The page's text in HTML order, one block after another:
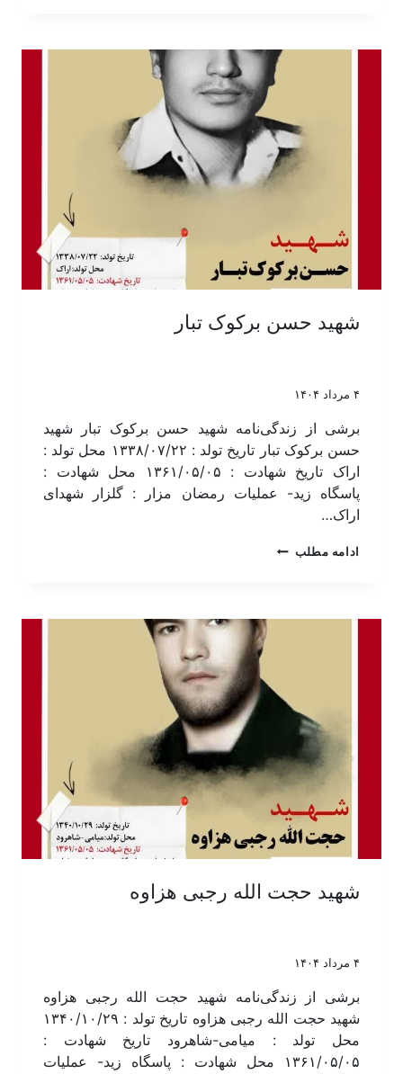
شهید حسن برکوک تبار
۴ مرداد ۱۴۰۴
برشی از زندگی‌نامه شهید حسن برکوک تبار شهید
حسن برکوک تبار تاریخ تولد : ۱۳۳۸/۰۷/۲۲ محل تولد :
اراک تاریخ شهادت : ۱۳۶۱/۰۵/۰۵ محل شهادت :
پاسگاه زید- عملیات رمضان مزار : گلزار شهدای
اراک…
ادامه مطلب
شهید حجت الله رجبی هزاوه
۴ مرداد ۱۴۰۴
برشی از زندگی‌نامه شهید حجت الله رجبی هزاوه
شهید حجت الله رجبی هزاوه تاریخ تولد : ۱۳۴۰/۱۰/۲۹
محل تولد : میامی-شاهرود تاریخ شهادت :
۱۳۶۱/۰۵/۰۵ محل شهادت : پاسگاه زید- عملیات